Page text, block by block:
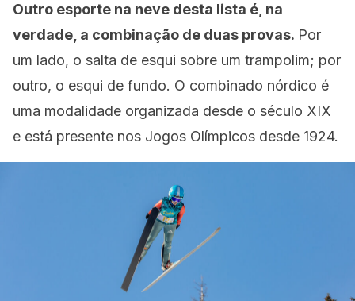
Outro esporte na neve desta lista é, na
verdade, a combinação de duas provas. Por
um lado, o salta de esqui sobre um trampolim; por
outro, o esqui de fundo. O combinado nórdico é
uma modalidade organizada desde o século XIX
e está presente nos Jogos Olímpicos desde 1924.